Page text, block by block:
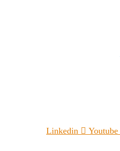
Linkedin Youtube